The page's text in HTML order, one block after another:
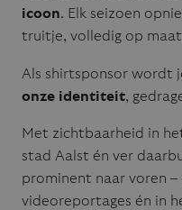
icoon. Elk seizoen
truitje, volledig op
Als shirtsponsor wordt
onze identiteit,
Met zichtbaarheid in
stad Aalst én ver
prominent naar voren
videoreportages én in